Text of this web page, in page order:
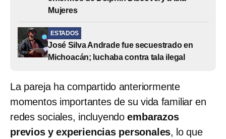
Mujeres
ESTADOS
José Silva Andrade fue secuestrado en
Michoacán; luchaba contra tala ilegal
La pareja ha compartido anteriormente
momentos importantes de su vida familiar en
redes sociales, incluyendo embarazos
previos y experiencias personales, lo que